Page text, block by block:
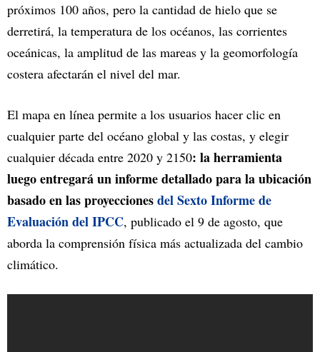
próximos 100 años, pero la cantidad de hielo que se
derretirá, la temperatura de los océanos, las corrientes
oceánicas, la amplitud de las mareas y la geomorfología
costera afectarán el nivel del mar.
El mapa en línea permite a los usuarios hacer clic en
cualquier parte del océano global y las costas, y elegir
cualquier década entre 2020 y 2150: la herramienta
luego entregará un informe detallado para la ubicación
basado en las proyeccionesdel Sexto Informe de
Evaluación del IPCC, publicado el 9 de agosto, que
aborda la comprensión física más actualizada del cambio
climático.